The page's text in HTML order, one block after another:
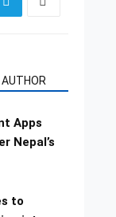
Apps
Nepal’s
to